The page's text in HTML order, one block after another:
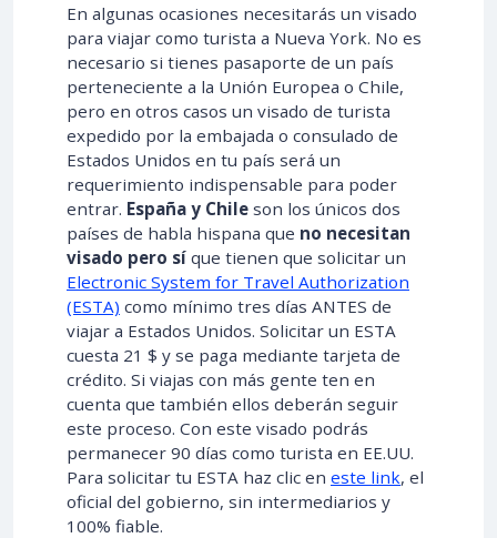
En algunas ocasiones necesitarás un visado
para viajar como turista a Nueva York. No es
necesario si tienes pasaporte de un país
perteneciente a la Unión Europea o Chile,
pero en otros casos un visado de turista
expedido por la embajada o consulado de
Estados Unidos en tu país será un
requerimiento indispensable para poder
entrar. España y Chile son los únicos dos
países de habla hispana que no necesitan
visado pero sí que tienen que solicitar un
Electronic System for Travel Authorization
(ESTA) como mínimo tres días ANTES de
viajar a Estados Unidos. Solicitar un ESTA
cuesta 21 $ y se paga mediante tarjeta de
crédito. Si viajas con más gente ten en
cuenta que también ellos deberán seguir
este proceso. Con este visado podrás
permanecer 90 días como turista en EE.UU.
Para solicitar tu ESTA haz clic en este link, el
oficial del gobierno, sin intermediarios y
100% fiable.